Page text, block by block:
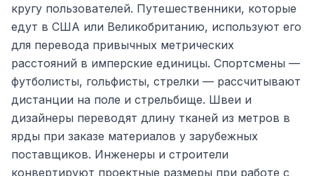
кругу пользователей. Путешественники, которые
едут в США или Великобританию, используют его
для перевода привычных метрических
расстояний в имперские единицы. Спортсмены —
футболисты, гольфисты, стрелки — рассчитывают
дистанции на поле и стрельбище. Швеи и
дизайнеры переводят длину тканей из метров в
ярды при заказе материалов у зарубежных
поставщиков. Инженеры и строители
конвертируют проектные размеры при работе с